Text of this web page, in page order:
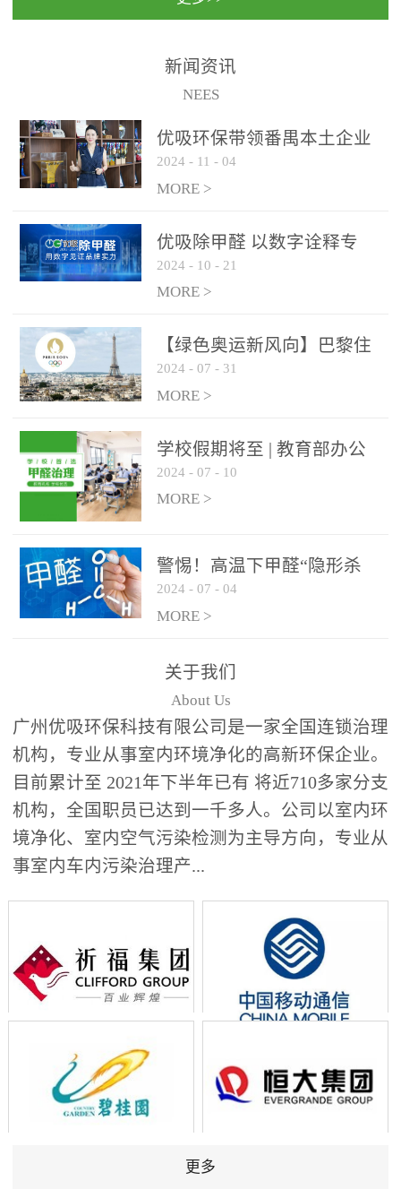
民法院室内除甲醛空气治
保施工日期：2020年1月珠
国家通过设在对外开放口
（及各出入境边防检查
新闻资讯
NEES
优吸环保带领番禺本​土企业
勇敢破局向“新”
2024 - 11 - 04
MORE >
优吸除甲醛 以数字诠释专
业，尽显除醛品牌实力！
2024 - 10 - 21
MORE >
【绿色奥运新风向】巴黎住
宿风波：优吸环保共建健康
绿色家居
2024 - 07 - 31
MORE >
学校假期将至 | 教育部办公
厅关于加强学校新建校舍室
内空气质量管理通知
2024 - 07 - 10
MORE >
警惕！高温下甲醛“隐形杀
手”来袭，你的家安全吗？
2024 - 07 - 04
MORE >
关于我们
About Us
广州优吸环保科技有限公司是一家全国连锁治理
机构，专业从事室内环境净化的高新环保企业。
目前累计至 2021年下半年已有 将近710多家分支
机构，全国职员已达到一千多人。公司以室内环
境净化、室内空气污染检测为主导方向，专业从
事室内车内污染治理产...
更多